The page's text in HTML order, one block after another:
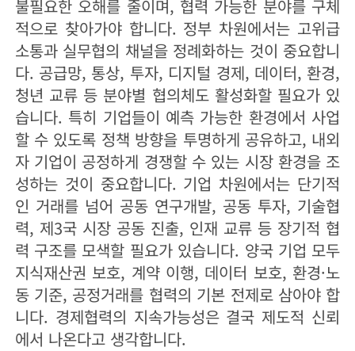
불필요한 오해를 줄이며, 협력 가능한 분야를 구체
적으로 찾아가야 합니다. 정부 차원에서는 고위급
소통과 실무협의 채널을 정례화하는 것이 중요합니
다. 공급망, 통상, 투자, 디지털 경제, 데이터, 환경,
청년 교류 등 분야별 협의체도 활성화할 필요가 있
습니다. 특히 기업들이 예측 가능한 환경에서 사업
할 수 있도록 정책 방향을 투명하게 공유하고, 내외
자 기업이 공정하게 경쟁할 수 있는 시장 환경을 조
성하는 것이 중요합니다. 기업 차원에서는 단기적
인 거래를 넘어 공동 연구개발, 공동 투자, 기술협
력, 제3국 시장 공동 진출, 인재 교류 등 장기적 협
력 구조를 모색할 필요가 있습니다. 양국 기업 모두
지식재산권 보호, 계약 이행, 데이터 보호, 환경·노
동 기준, 공정거래를 협력의 기본 전제로 삼아야 합
니다. 경제협력의 지속가능성은 결국 제도적 신뢰
에서 나온다고 생각합니다.